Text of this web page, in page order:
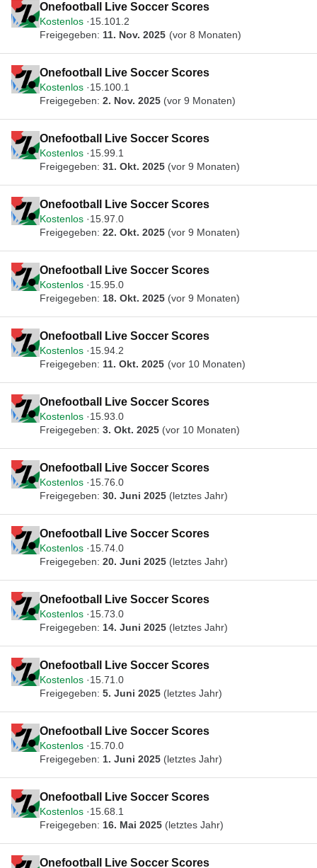
Onefootball Live Soccer Scores
Kostenlos
15.101.2
Freigegeben: 11. Nov. 2025 (vor 8 Monaten)
Onefootball Live Soccer Scores
Kostenlos
15.100.1
Freigegeben: 2. Nov. 2025 (vor 9 Monaten)
Onefootball Live Soccer Scores
Kostenlos
15.99.1
Freigegeben: 31. Okt. 2025 (vor 9 Monaten)
Onefootball Live Soccer Scores
Kostenlos
15.97.0
Freigegeben: 22. Okt. 2025 (vor 9 Monaten)
Onefootball Live Soccer Scores
Kostenlos
15.95.0
Freigegeben: 18. Okt. 2025 (vor 9 Monaten)
Onefootball Live Soccer Scores
Kostenlos
15.94.2
Freigegeben: 11. Okt. 2025 (vor 10 Monaten)
Onefootball Live Soccer Scores
Kostenlos
15.93.0
Freigegeben: 3. Okt. 2025 (vor 10 Monaten)
Onefootball Live Soccer Scores
Kostenlos
15.76.0
Freigegeben: 30. Juni 2025 (letztes Jahr)
Onefootball Live Soccer Scores
Kostenlos
15.74.0
Freigegeben: 20. Juni 2025 (letztes Jahr)
Onefootball Live Soccer Scores
Kostenlos
15.73.0
Freigegeben: 14. Juni 2025 (letztes Jahr)
Onefootball Live Soccer Scores
Kostenlos
15.71.0
Freigegeben: 5. Juni 2025 (letztes Jahr)
Onefootball Live Soccer Scores
Kostenlos
15.70.0
Freigegeben: 1. Juni 2025 (letztes Jahr)
Onefootball Live Soccer Scores
Kostenlos
15.68.1
Freigegeben: 16. Mai 2025 (letztes Jahr)
Onefootball Live Soccer Scores